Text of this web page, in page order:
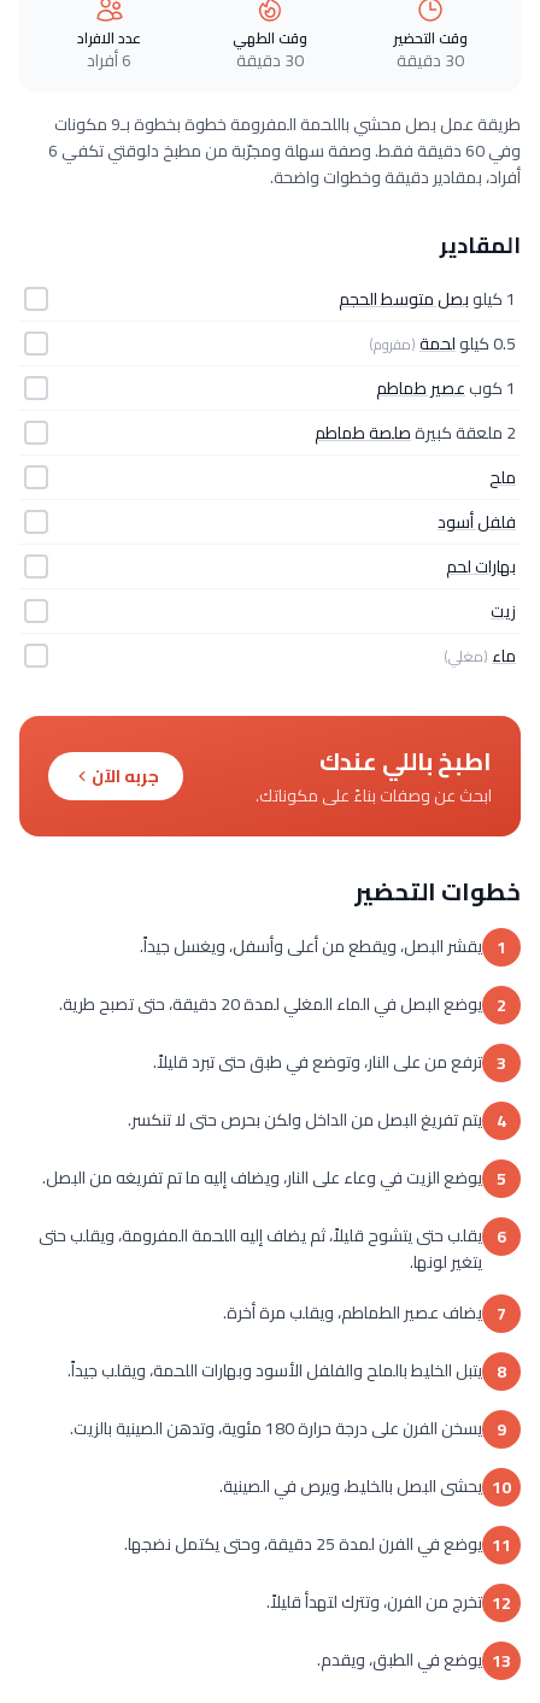
وقت التحضير
30 دقيقة
وقت الطهي
30 دقيقة
عدد الافراد
6 أفراد
طريقة عمل بصل محشي باللحمة المفرومة خطوة بخطوة بـ9 مكونات
وفي 60 دقيقة فقط. وصفة سهلة ومجرّبة من مطبخ دلوقتي تكفي 6
أفراد، بمقادير دقيقة وخطوات واضحة.
المقادير
1 كيلو
بصل متوسط الحجم
0.5 كيلو
لحمة(مفروم)
1 كوب
عصير طماطم
2 ملعقة كبيرة
صلصة طماطم
ملح
فلفل أسود
بهارات لحم
زيت
ماء(مغلي)
اطبخ باللي عندك
ابحث عن وصفات بناءً على مكوناتك.
جربه الآن
خطوات التحضير
1 يقشر البصل، ويقطع من أعلى وأسفل، ويغسل جيداً.
2 يوضع البصل في الماء المغلي لمدة 20 دقيقة، حتى تصبح طرية.
3 ترفع من على النار، وتوضع في طبق حتى تبرد قليلاً.
4 يتم تفريغ البصل من الداخل ولكن بحرص حتى لا تنكسر.
5 يوضع الزيت في وعاء على النار، ويضاف إليه ما تم تفريغه من البصل.
6 يقلب حتى يتشوح قليلاً، ثم يضاف إليه اللحمة المفرومة، ويقلب حتى
يتغير لونها.
7 يضاف عصير الطماطم، ويقلب مرة أخرة.
8 يتبل الخليط بالملح والفلفل الأسود وبهارات اللحمة، ويقلب جيداً.
9 يسخن الفرن على درجة حرارة 180 مئوية، وتدهن الصينية بالزيت.
10 يحشى البصل بالخليط، ويرص في الصينية.
11 يوضع في الفرن لمدة 25 دقيقة، وحتى يكتمل نضجها.
12 تخرج من الفرن، وتترك لتهدأ قليلاً.
13 يوضع في الطبق، ويقدم.